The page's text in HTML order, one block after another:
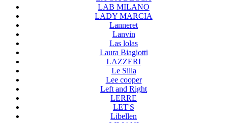
LAB MILANO
LADY MARCIA
Lanneret
Lanvin
Las lolas
Laura Biagiotti
LAZZERI
Le Silla
Lee cooper
Left and Right
LERRE
LET'S
Libellen